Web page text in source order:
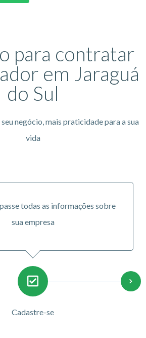
para contratar
em Jaraguá
do Sul
negócio, mais praticidade para a sua
vida
todas as informações sobre
sua empresa
Cadastre-se